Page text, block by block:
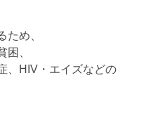
ため、
困、
、HIV・エイズなどの